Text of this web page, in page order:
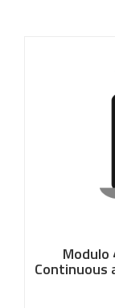
Modulo
Continuous